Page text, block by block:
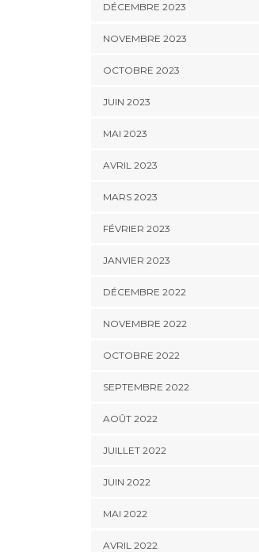
DÉCEMBRE 2023
NOVEMBRE 2023
OCTOBRE 2023
JUIN 2023
MAI 2023
AVRIL 2023
MARS 2023
FÉVRIER 2023
JANVIER 2023
DÉCEMBRE 2022
NOVEMBRE 2022
OCTOBRE 2022
SEPTEMBRE 2022
AOÛT 2022
JUILLET 2022
JUIN 2022
MAI 2022
AVRIL 2022